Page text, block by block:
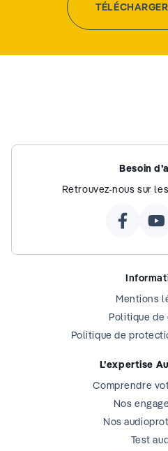
Besoin
Retrouvez-nous sur
Mentions
Politique de
Politique de
L’expertise
Comprendre
Nos
Nos
Test